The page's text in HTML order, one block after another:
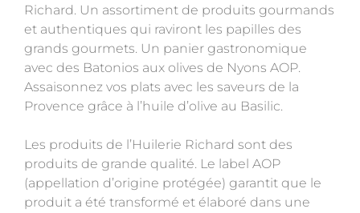
Richard. Un assortiment de produits gourmands
et authentiques qui raviront les papilles des
grands gourmets. Un panier gastronomique
avec des Batonios aux olives de Nyons AOP.
Assaisonnez vos plats avec les saveurs de la
Provence grâce à l’huile d’olive au Basilic.
Les produits de l’Huilerie Richard sont des
produits de grande qualité. Le label AOP
(appellation d’origine protégée) garantit que le
produit a été transformé et élaboré dans une